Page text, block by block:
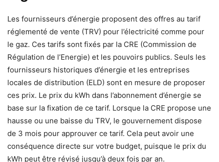
Les fournisseurs d’énergie proposent des offres au tarif
réglementé de vente (TRV) pour l’électricité comme pour
le gaz. Ces tarifs sont fixés par la CRE (Commission de
Régulation de l’Energie) et les pouvoirs publics. Seuls les
fournisseurs historiques d’énergie et les entreprises
locales de distribution (ELD) sont en mesure de proposer
ces prix. Le prix du kWh dans l’abonnement d’énergie se
base sur la fixation de ce tarif. Lorsque la CRE propose une
hausse ou une baisse du TRV, le gouvernement dispose
de 3 mois pour approuver ce tarif. Cela peut avoir une
conséquence directe sur votre budget, puisque le prix du
kWh peut être révisé jusqu’à deux fois par an.